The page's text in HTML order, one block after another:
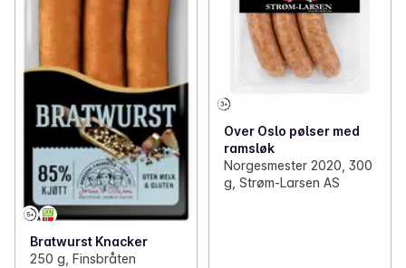
Bratwurst Knacker
250 g, Finsbråten
Over Oslo pølser med
ramsløk
Norgesmester 2020, 300
g, Strøm-Larsen AS